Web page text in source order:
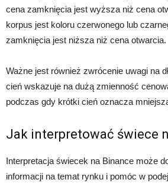
cena zamknięcia jest wyższa niż cena
korpus jest koloru czerwonego lub
zamknięcia jest niższa niż cena otwarcia.
Ważne jest również zwrócenie uwagi na
cień wskazuje na dużą zmienność
podczas gdy krótki cień oznacza
Jak interpretować świece
Interpretacja świecek na Binance może
informacji na temat rynku i pomóc w